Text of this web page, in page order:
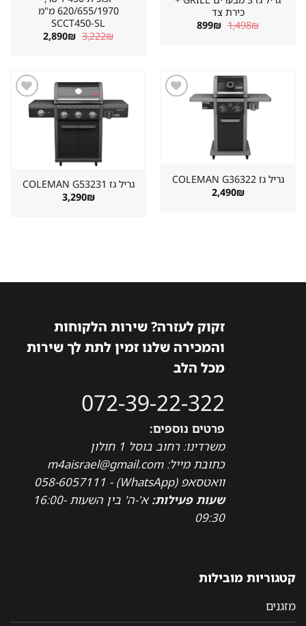
כירת צד
1,498₪ המחיר
899₪ המחיר
620/655/1970 מ"מ
SCCT450-SL
3,222₪ המחיר
המקורי
2,890₪ המחיר
הנוכחי
גריל גז ⁦COLEMAN G36322⁩
2,490₪
שמור
מוצר
גריל גז ⁦COLEMAN G53231⁩
3,290₪
זקוק לעזרה? שירות הלקוחות
והמכירה שלנו זמין לתת לך שירות
מכל הלב
072-39-22-322
פרטים נוספים:
משרדינו: רחוב בוסל 1 חולון
כתובת מייל: m4aisrael@gmail.com
וואטסאפ (WhatsApp) - 058-6057111
שעות פעילות:
א'-ה' בין השעות 16:00-
09:30
קטגוריות מובילות
מזגנים